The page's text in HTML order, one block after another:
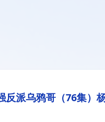
反派乌鸦哥（76集）